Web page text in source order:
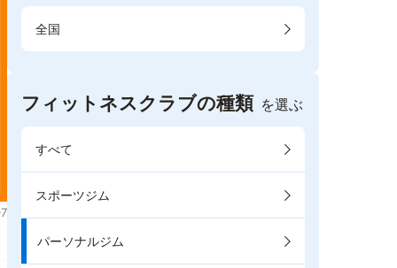
全国
フィットネスクラブの種類 を選ぶ
すべて
スポーツジム
パーソナルジム